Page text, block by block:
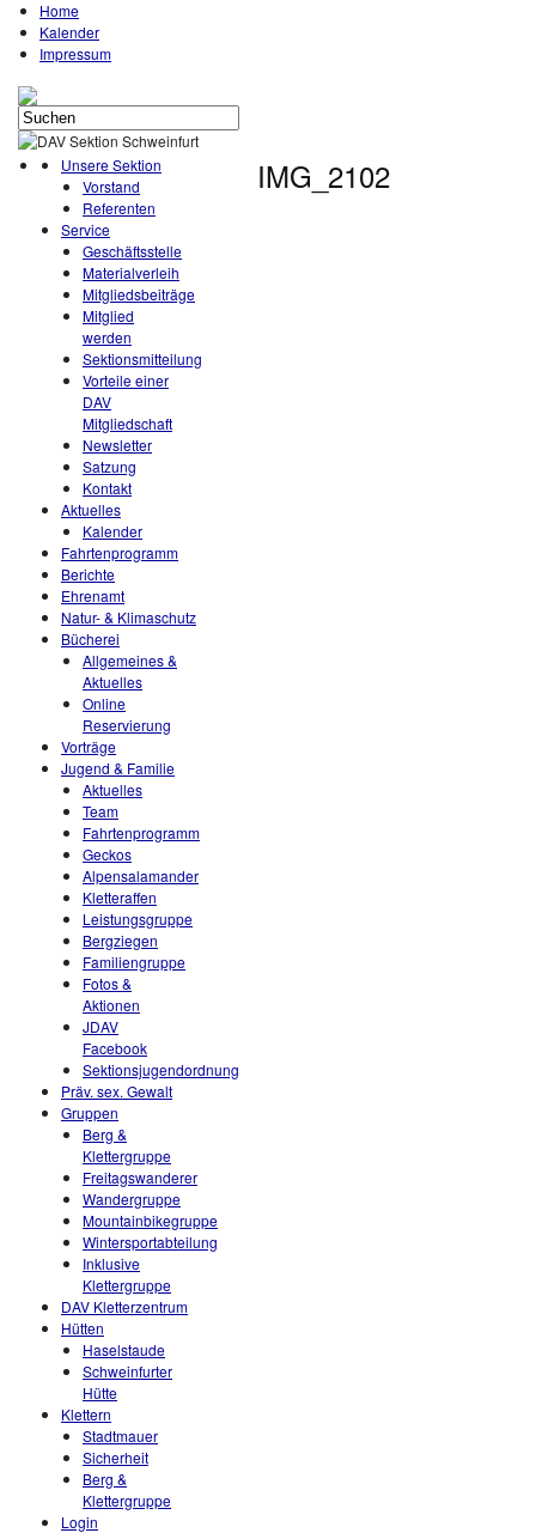
Home
Kalender
Impressum
Unsere Sektion
Vorstand
Referenten
Service
Geschäftsstelle
Materialverleih
Mitgliedsbeiträge
Mitglied
werden
Sektionsmitteilung
Vorteile einer
DAV
Mitgliedschaft
Newsletter
Satzung
Kontakt
Aktuelles
Kalender
Fahrtenprogramm
Berichte
Ehrenamt
Natur- & Klimaschutz
Bücherei
Allgemeines &
Aktuelles
Online
Reservierung
Vorträge
Jugend & Familie
Aktuelles
Team
Fahrtenprogramm
Geckos
Alpensalamander
Kletteraffen
Leistungsgruppe
Bergziegen
Familiengruppe
Fotos &
Aktionen
JDAV
Facebook
Sektionsjugendordnung
Präv. sex. Gewalt
Gruppen
Berg &
Klettergruppe
Freitagswanderer
Wandergruppe
Mountainbikegruppe
Wintersportabteilung
Inklusive
Klettergruppe
DAV Kletterzentrum
Hütten
Haselstaude
Schweinfurter
Hütte
Klettern
Stadtmauer
Sicherheit
Berg &
Klettergruppe
Login
IMG_2102